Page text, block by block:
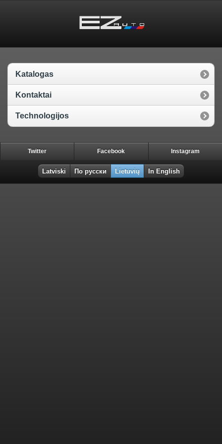
Katalogas
Kontaktai
Technologijos
Twitter Facebook Instagram
Latviski По русски Lietuvių In English